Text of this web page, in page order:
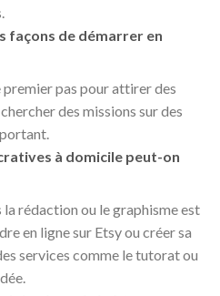
façons de démarrer en
pas pour attirer des
des missions sur des
à domicile peut-on
rédaction ou le graphisme est
en ligne sur Etsy ou créer sa
services comme le tutorat ou